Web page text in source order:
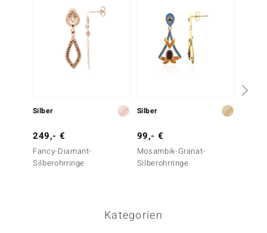
Silber
249,- €
Fancy-Diamant-
Silberohrringe
Silber
99,- €
Mosambik-Granat-
Silberohrringe
Kategorien